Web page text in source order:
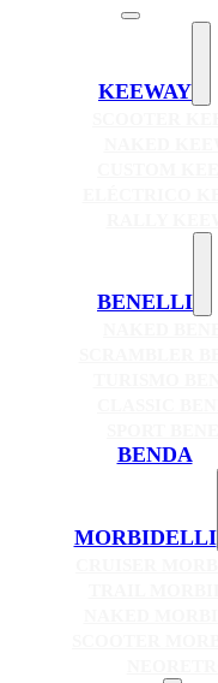
KEEWAY
BENELLI
BENDA
MORBIDELLI